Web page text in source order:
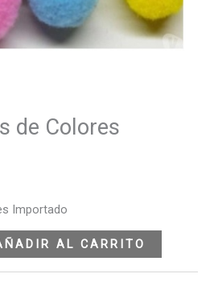
de Colores
Importado
AL CARRITO